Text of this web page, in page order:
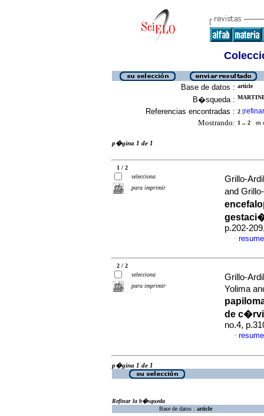
Base de datos : article
B�squeda :
Referencias encontradas : 2 [refinar
Mostrando: 1 .. 2 en
p�gina 1 de 1
1 / 2
selecciona
para imprimir
Grillo-
and
p.202-
·
2 / 2
selecciona
para imprimir
Grillo-
Yolima
de
no.4,
·
p�gina 1 de 1
Refinar la b�squeda
Base de datos : article